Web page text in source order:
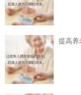
提高养